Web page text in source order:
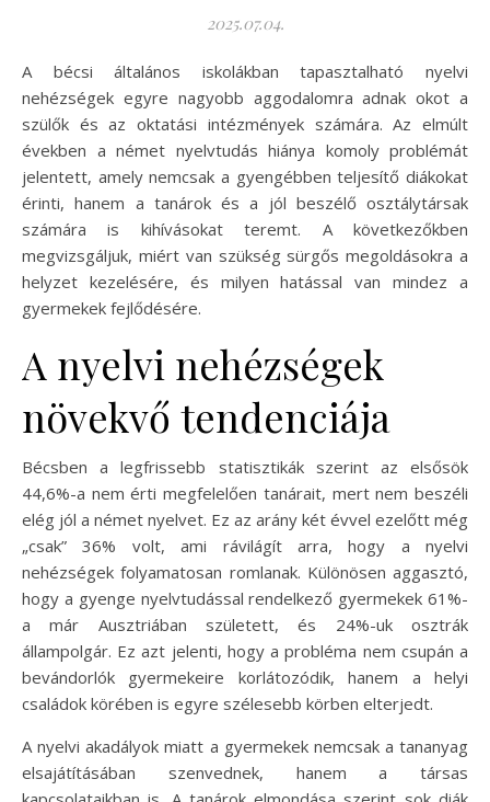
2025.07.04.
A bécsi általános iskolákban tapasztalható nyelvi
nehézségek egyre nagyobb aggodalomra adnak okot a
szülők és az oktatási intézmények számára. Az elmúlt
években a német nyelvtudás hiánya komoly problémát
jelentett, amely nemcsak a gyengébben teljesítő diákokat
érinti, hanem a tanárok és a jól beszélő osztálytársak
számára is kihívásokat teremt. A következőkben
megvizsgáljuk, miért van szükség sürgős megoldásokra a
helyzet kezelésére, és milyen hatással van mindez a
gyermekek fejlődésére.
A nyelvi nehézségek
növekvő tendenciája
Bécsben a legfrissebb statisztikák szerint az elsősök
44,6%-a nem érti megfelelően tanárait, mert nem beszéli
elég jól a német nyelvet. Ez az arány két évvel ezelőtt még
„csak” 36% volt, ami rávilágít arra, hogy a nyelvi
nehézségek folyamatosan romlanak. Különösen aggasztó,
hogy a gyenge nyelvtudással rendelkező gyermekek 61%-
a már Ausztriában született, és 24%-uk osztrák
állampolgár. Ez azt jelenti, hogy a probléma nem csupán a
bevándorlók gyermekeire korlátozódik, hanem a helyi
családok körében is egyre szélesebb körben elterjedt.
A nyelvi akadályok miatt a gyermekek nemcsak a tananyag
elsajátításában szenvednek, hanem a társas